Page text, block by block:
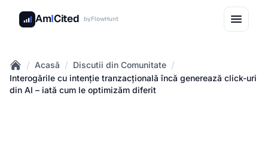
AmICited byFlowHunt
Home
/ Acasă / Discutii din Comunitate /
Interogările cu intenție tranzacțională încă generează click-uri
din AI – iată cum le optimizăm diferit